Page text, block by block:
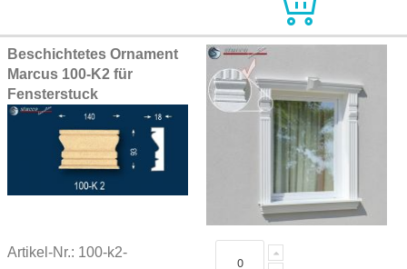
Beschichtetes Ornament
Marcus 100-K2 für
Fensterstuck
Artikel-Nr.: 100-k2-